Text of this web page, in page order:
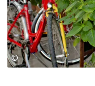
© LEO HIMSL,